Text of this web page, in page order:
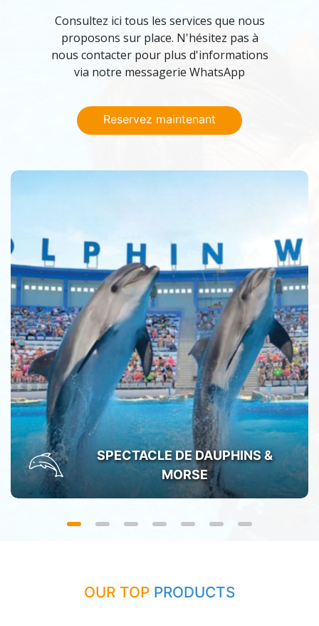
Consultez ici tous les services que nous
proposons sur place. N'hésitez pas à
nous contacter pour plus d'informations
via notre messagerie WhatsApp
Reservez maintenant
SPECTACLE DE DAUPHINS &
MORSE
OUR TOP PRODUCTS